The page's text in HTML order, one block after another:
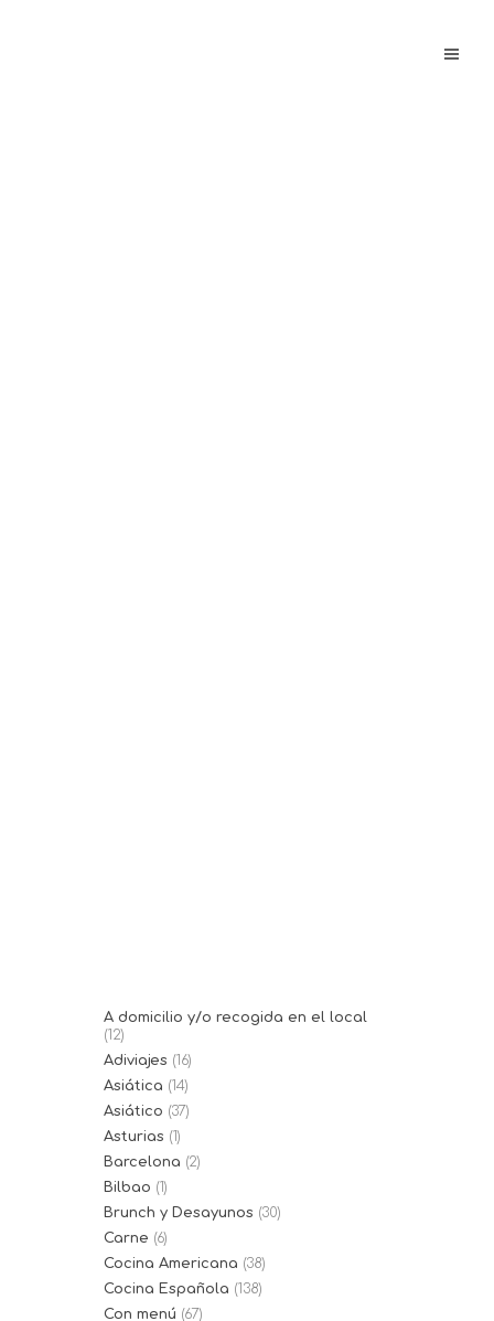
A domicilio y/o recogida en el local
(12)
Adiviajes (16)
Asiática (14)
Asiático (37)
Asturias (1)
Barcelona (2)
Bilbao (1)
Brunch y Desayunos (30)
Carne (6)
Cocina Americana (38)
Cocina Española (138)
Con menú (67)